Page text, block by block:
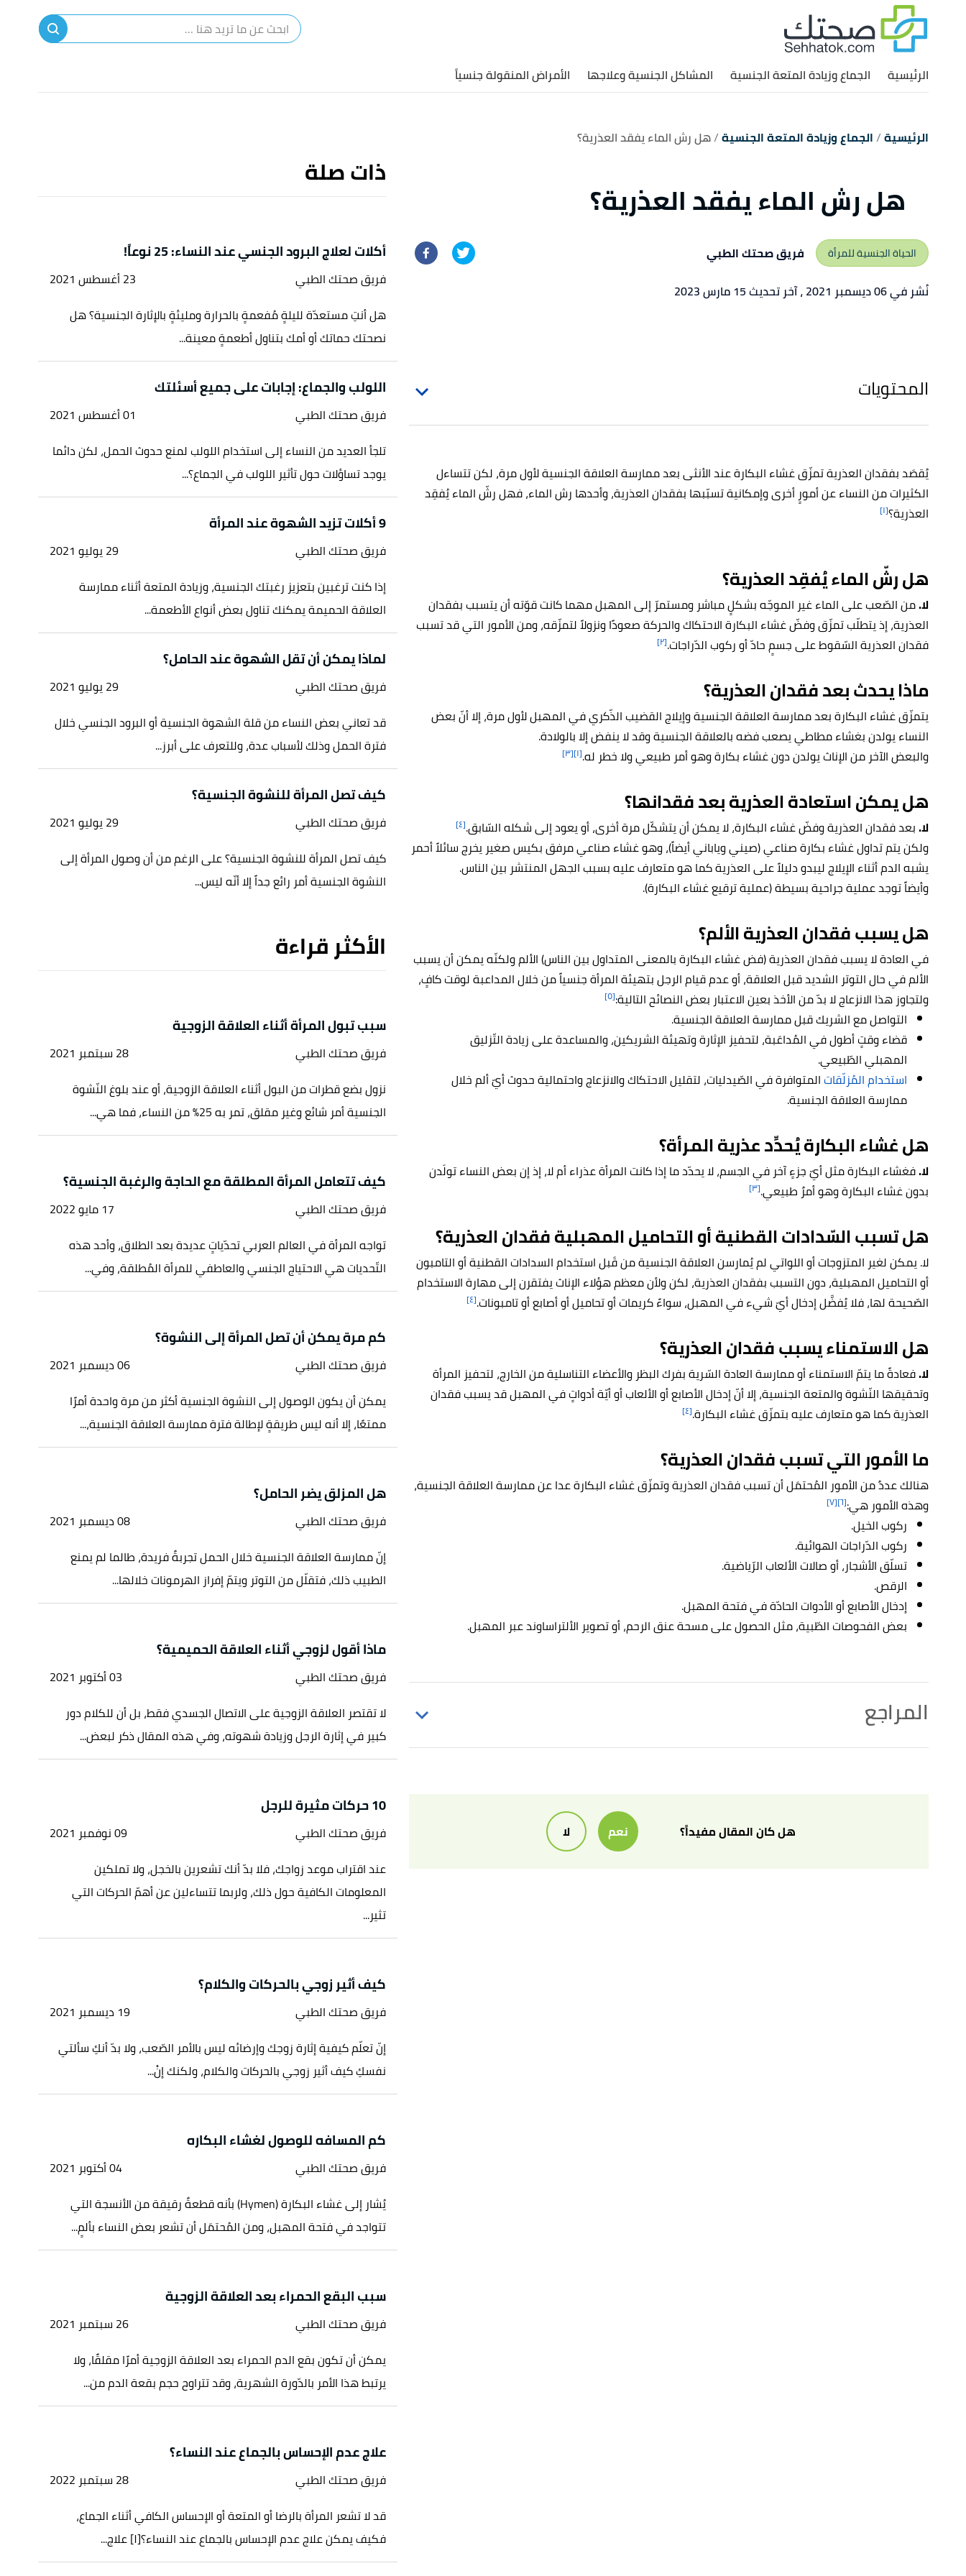
الرئيسية الجماع وزيادة المتعة الجنسية المشاكل الجنسية وعلاجها الأمراض المنقولة جنسياً
الرئيسية الجماع وزيادة المتعة الجنسية هل رش الماء يفقد العذرية؟
هل رش الماء يفقد العذرية؟
الحياة الجنسية للمرأة
فريق صحتك الطبي
نُشر في 06 ديسمبر 2021
، آخر تحديث 15 مارس 2023
المحتويات
يُقصَد بفقدان العذرية تمزّق غشاء البكارة عند الأنثى بعد ممارسة العلاقة الجنسية لأول مرة، لكن تتساءل
الكثيرات من النساء عن أمورٍ أخرى وإمكانية تسبّبها بفقدان العذرية، وأحدها رش الماء، فهل رشّ الماء يُفقِد
العذرية؟[١]
هل رشّ الماء يُفقِد العذرية؟
لا.من الصّعب على الماء غير الموجّه بشكلٍ مباشر ومستمرّ إلى المهبل مهما كانت قوّته أن يتسبب بفقدان
العذرية، إذ يتطلّب تمزّق وفضّ غشاء البكارة الاحتكاك والحركة صعودًا ونزولاً لتمزّقه، ومن الأمور التي قد تسبب
فقدان العذرية السّقوط على جسمٍ حادّ أو ركوب الدّراجات.[٢]
ماذا يحدث بعد فقدان العذرية؟
يتمزّق غشاء البكارة بعد ممارسة العلاقة الجنسية وإيلاج القضيب الذّكري في المهبل لأول مرة، إلا أنّ بعض
النساء يولدن بغشاء مطاطي يصعب فضه بالعلاقة الجنسية وقد لا ينفض إلا بالولادة.
والبعض الآخر من الإناث يولدن دون غشاء بكارة وهو أمر طبيعي ولا خطر له.[١] [٣]
هل يمكن استعادة العذرية بعد فقدانها؟
لا.بعد فقدان العذرية وفضّ غشاء البكارة، لا يمكن أن يتشكّل مرة أخرى، أو يعود إلى شكله السّابق.[٤]
ولكن يتم تداول غشاء بكارة صناعي (صيني وياباني أيضاً)، وهو غشاء صناعي مرفق بكيس صغير يخرج سائلاً أحمر
يشبه الدم أثناء الإيلاج ليبدو دليلاً على العذرية كما هو متعارف عليه بسبب الجهل المنتشر بين الناس.
وأيضاً توجد عملية جراحية بسيطة (عملية ترقيع غشاء البكارة).
هل يسبب فقدان العذرية الألم؟
في العادة لا يسبب فقدان العذرية (فض غشاء البكارة بالمعنى المتداول بين الناس) الألم ولكنّه يمكن أن يسبب
الألم في حال التوتر الشديد قبل العلاقة، أو عدم قيام الرجل بتهيئة المرأة جنسياً من خلال المداعبة لوقت كافٍ،
ولتجاوز هذا الانزعاج لا بدّ من الأخذ بعين الاعتبار بعض النصائح التالية:[٥]
التواصل مع الشريك قبل ممارسة العلاقة الجنسية.
قضاء وقتٍ أطول في المُداعَبة، لتحفيز الإثارة وتهيئة الشريكين، والمساعدة على زيادة التّزليق
المهبلي الطّبيعي.
استخدام المُزلّقاتالمتوافرة في الصّيدليات، لتقليل الاحتكاك والانزعاج واحتمالية حدوث أيّ ألم خلال
ممارسة العلاقة الجنسية.
هل غشاء البكارة يُحدِّد عذرية المرأة؟
لا.فغشاء البكارة مثل أيّ جزءٍ آخر في الجسم، لا يحدّد ما إذا كانت المرأة عذراء أم لا، إذ إن بعض النساء تولَدن
بدون غشاء البكارة وهو أمرٌ طبيعي.[٣]
هل تسبب السّدادات القطنية أو التحاميل المهبلية فقدان العذرية؟
لا. يمكن لغير المتزوجات أو اللواتي لم يُمارسن العلاقة الجنسية من قَبل استخدام السدادات القطنية أو التامبون
أو التحاميل المهبلية، دون التسبب بفقدان العذرية، لكن ولأن معظم هؤلاء الإناث يفتقرن إلى مهارة الاستخدام
الصّحيحة لها، فلا يُفضَّل إدخال أيّ شيء في المهبل، سواءً كريمات أو تحاميل أو أصابع أو تامبونات.[٤]
هل الاستمناء يسبب فقدان العذرية؟
لا.فعادةً ما يتمّ الاستمناء أو ممارسة العادة السّرية بفرك البظر والأعضاء التناسلية من الخارج، لتحفيز المرأة
وتحقيقها النّشوة والمتعة الجنسية، إلا أنّ إدخال الأصابع أو الألعاب أو أيّة أدواتٍ في المهبل قد يسبب فقدان
العذرية كما هو متعارف عليه بتمزّق غشاء البكارة.[٤]
ما الأمور التي تسبب فقدان العذرية؟
هنالك عددٌ من الأمور المُحتمَل أن تسبب فقدان العذرية وتمزّق غشاء البكارة عدا عن ممارسة العلاقة الجنسية،
وهذه الأمور هي:[٦] [٧]
ركوب الخيل.
ركوب الدّراجات الهوائية.
تسلّق الأشجار، أو صالات الألعاب الرّياضية.
الرقص.
إدخال الأصابع أو الأدوات الحادّة في فتحة المهبل.
بعض الفحوصات الطّبية، مثل الحصول على مسحة عنق الرحم، أو تصوير الألتراساوند عبر المهبل.
المراجع
,youngwomenshealth.org
,www.healthline.comهل كان المقال مفيداً؟ نعم لا
ذات صلة
أكلات لعلاج البرود الجنسي عند النساء: 25 نوعاً!
فريق صحتك الطبي
23 أغسطس 2021
هل أنتِ مستعدّة لليلةٍ مُفعمةٍ بالحرارة ومليئةٍ بالإثارة الجنسية؟ هل
نصحتك حماتك أو أمك بتناول أطعمةٍ معينة...
اللولب والجماع: إجابات على جميع أسئلتك
فريق صحتك الطبي
01 أغسطس 2021
تلجأ العديد من النساء إلى استخدام اللولب لمنع حدوث الحمل، لكن دائما
يوجد تساؤلات حول تأثير اللولب في الجماع؟...
9 أكلات تزيد الشهوة عند المرأة
فريق صحتك الطبي
29 يوليو 2021
إذا كنت ترغبين بتعزيز رغبتك الجنسية، وزيادة المتعة أثناء ممارسة
العلاقة الحميمة يمكنك تناول بعض أنواع الأطعمة...
لماذا يمكن أن تقل الشهوة عند الحامل؟
فريق صحتك الطبي
29 يوليو 2021
قد تعاني بعض النساء من قلة الشهوة الجنسية أو البرود الجنسي خلال
فترة الحمل وذلك لأسباب عدة، وللتعرف على أبرز...
كيف تصل المرأة للنشوة الجنسية؟
فريق صحتك الطبي
29 يوليو 2021
كيف تصل المرأة للنشوة الجنسية؟ على الرغم من أن وصول المرأة إلى
النشوة الجنسية أمر رائع جداً إلا أنّه ليس...
الأكثر قراءة
سبب تبول المرأة أثناء العلاقة الزوجية
فريق صحتك الطبي
28 سبتمبر 2021
نزول بضع قطرات من البول أثناء العلاقة الزوجية، أو عند بلوغ النّشوة
الجنسية أمر شائع وغير مقلق، تمر به 25% من النساء، فما هي...
كيف تتعامل المرأة المطلقة مع الحاجة والرغبة الجنسية؟
فريق صحتك الطبي
17 مايو 2022
تواجه المرأة في العالم العربي تحدّياتٍ عديدة بعد الطلاق، وأحد هذه
التّحديات هي الاحتياج الجنسي والعاطفي للمرأة المُطلقة، وفي...
كم مرة يمكن أن تصل المرأة إلى النشوة؟
فريق صحتك الطبي
06 ديسمبر 2021
يمكن أن يكون الوصول إلى النشوة الجنسية أكثر من مرة واحدة أمرًا
ممتعًا، إلا أنه ليس طريقةٍ لإطالة فترة ممارسة العلاقة الجنسية،...
هل المزلق يضر الحامل؟
فريق صحتك الطبي
08 ديسمبر 2021
إنّ ممارسة العلاقة الجنسية خلال الحمل تجربةٌ فريدة، طالما لم يمنع
الطبيب ذلك، فتقلّل من التوتر ويتمّ إفراز الهرمونات خلالها...
ماذا أقول لزوجي أثناء العلاقة الحميمية؟
فريق صحتك الطبي
03 أكتوبر 2021
لا تقتصر العلاقة الزوجية على الاتصال الجسدي فقط، بل أن للكلام دور
كبير في إثارة الرجل وزيادة شهوته، وفي هذه المقال ذكر لبعض...
10 حركات مثيرة للرجل
فريق صحتك الطبي
09 نوفمبر 2021
عند اقتراب موعد زواجك، فلا بدّ أنك تشعرين بالخجل، ولا تملكين
المعلومات الكافية حول ذلك، ولربما تتساءلين عن أهمّ الحركات التي
تثير...
كيف أثير زوجي بالحركات والكلام؟
فريق صحتك الطبي
19 ديسمبر 2021
إنّ تعلّم كيفية إثارة زوجك وإرضائه ليس بالأمر الصّعب، ولا بدّ أنكِ سألتي
نفسكِ كيف أثير زوجي بالحركات والكلام، ولكنك إنْ...
كم المسافه للوصول لغشاء البكاره
فريق صحتك الطبي
04 أكتوبر 2021
يُشار إلى غشاء البكارة (Hymen) بأنه قطعةٌ رقيقة من الأنسجة التي
تتواجد في فتحة المهبل، ومن المُحتمَل أن تشعر بعض النساء بألمٍ...
سبب البقع الحمراء بعد العلاقة الزوجية
فريق صحتك الطبي
26 سبتمبر 2021
يمكن أن تكون بقع الدم الحمراء بعد العلاقة الزوجية أمرًا مقلقًا، ولا
يرتبط هذا الأمر بالدّورة الشهرية، وقد تتراوح حجم بقعة الدم من...
علاج عدم الإحساس بالجماع عند النساء؟
فريق صحتك الطبي
28 سبتمبر 2022
قد لا تشعر المرأة بالرضا أو المتعة أو الإحساس الكافي أثناء الجماع،
فكيف يمكن علاج عدم الإحساس بالجماع عند النساء؟[١] علاج...